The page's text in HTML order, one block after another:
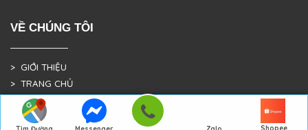
VỀ CHÚNG TÔI
> GIỚI THIỆU
> TRANG CHỦ
> DỰ ÁN THỰC TẾ